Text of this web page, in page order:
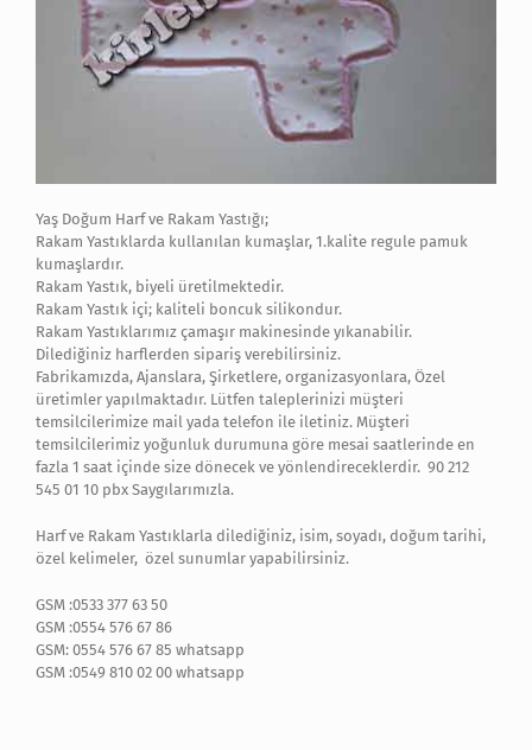
Yaş Doğum Harf ve Rakam Yastığı;
Rakam Yastıklarda kullanılan kumaşlar, 1.kalite regule pamuk
kumaşlardır.
Rakam Yastık, biyeli üretilmektedir.
Rakam Yastık içi; kaliteli boncuk silikondur.
Rakam Yastıklarımız çamaşır makinesinde yıkanabilir.
Dilediğiniz harflerden sipariş verebilirsiniz.
Fabrikamızda, Ajanslara, Şirketlere, organizasyonlara, Özel
üretimler yapılmaktadır. Lütfen taleplerinizi müşteri
temsilcilerimize mail yada telefon ile iletiniz. Müşteri
temsilcilerimiz yoğunluk durumuna göre mesai saatlerinde en
fazla 1 saat içinde size dönecek ve yönlendireceklerdir. 90 212
545 01 10 pbx Saygılarımızla.
Harf ve Rakam Yastıklarla dilediğiniz, isim, soyadı, doğum tarihi,
özel kelimeler, özel sunumlar yapabilirsiniz.
GSM :0533 377 63 50
GSM :0554 576 67 86
GSM: 0554 576 67 85 whatsapp
GSM :0549 810 02 00 whatsapp